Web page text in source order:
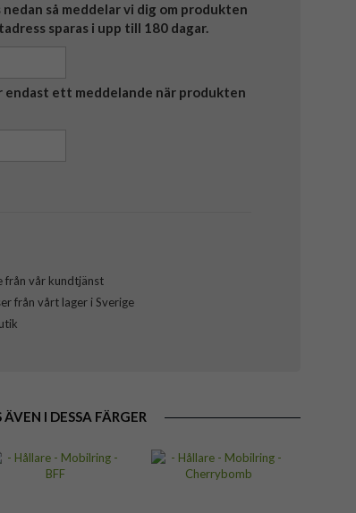
så meddelar vi dig om produkten
sparas i upp till 180 dagar.
endast ett meddelande när produkten
från vår kundtjänst
från vårt lager i Sverige
ÄVEN I DESSA FÄRGER